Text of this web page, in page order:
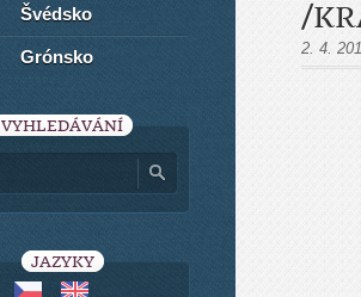
/
2. 4.
Švédsko
Grónsko
VYHLEDÁVÁNÍ
JAZYKY